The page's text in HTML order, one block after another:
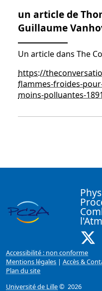
un article de
Guillaume
Un article dans The
https://
flammes-froides-
moins-polluantes-
Accessibilité : non conforme
Mentions légales | Accès &
Plan du site
Université de Lille© 2026